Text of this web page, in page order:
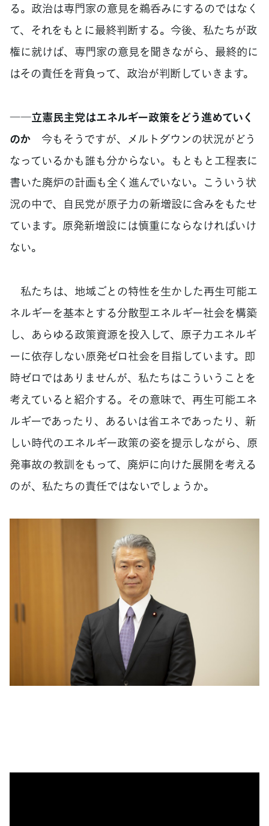
る。政治は専門家の意見を鵜呑みにするのではなく
て、それをもとに最終判断する。今後、私たちが政
権に就けば、専門家の意見を聞きながら、最終的に
はその責任を背負って、政治が判断していきます。
――立憲民主党はエネルギー政策をどう進めていく
のか 今もそうですが、メルトダウンの状況がどう
なっているかも誰も分からない。もともと工程表に
書いた廃炉の計画も全く進んでいない。こういう状
況の中で、自民党が原子力の新増設に含みをもたせ
ています。原発新増設には慎重にならなければいけ
ない。
私たちは、地域ごとの特性を生かした再生可能エ
ネルギーを基本とする分散型エネルギー社会を構築
し、あらゆる政策資源を投入して、原子力エネルギ
ーに依存しない原発ゼロ社会を目指しています。即
時ゼロではありませんが、私たちはこういうことを
考えていると紹介する。その意味で、再生可能エネ
ルギーであったり、あるいは省エネであったり、新
しい時代のエネルギー政策の姿を提示しながら、原
発事故の教訓をもって、廃炉に向けた展開を考える
のが、私たちの責任ではないでしょうか。